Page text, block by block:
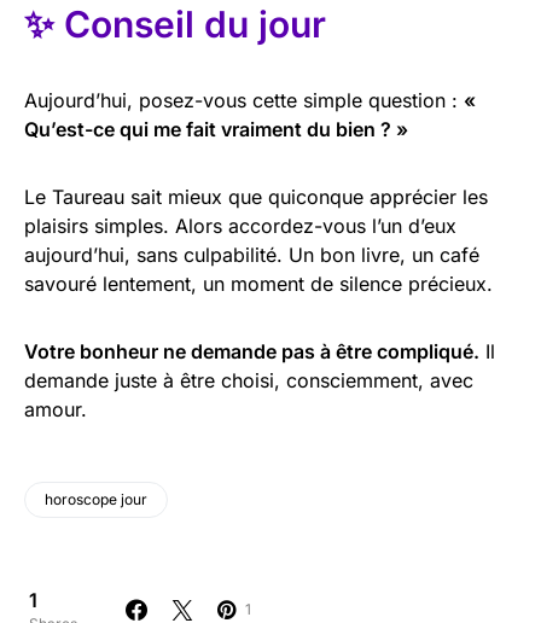
✨ Conseil du jour
Aujourd’hui, posez-vous cette simple question : «
Qu’est-ce qui me fait vraiment du bien ? »
Le Taureau sait mieux que quiconque apprécier les
plaisirs simples. Alors accordez-vous l’un d’eux
aujourd’hui, sans culpabilité. Un bon livre, un café
savouré lentement, un moment de silence précieux.
Votre bonheur ne demande pas à être compliqué. Il
demande juste à être choisi, consciemment, avec
amour.
horoscope jour
1 1